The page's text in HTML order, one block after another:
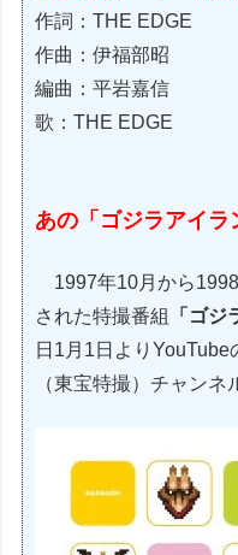
作詞：THE EDGE
作曲：伊福部昭
編曲：平岩嘉信
歌：THE EDGE
あの「ゴジラアイラ
1997年10月から
された特撮番組
「ゴ
日1月1日より
（東宝特撮）チャンネ